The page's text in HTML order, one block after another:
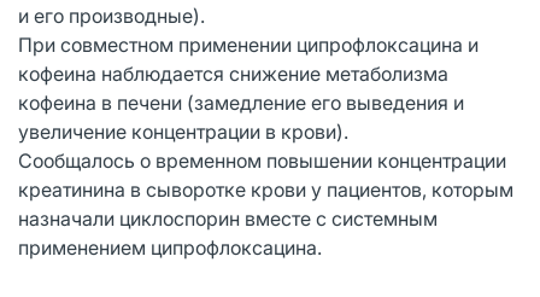
и его производные).
При совместном применении ципрофлоксацина и
кофеина наблюдается снижение метаболизма
кофеина в печени (замедление его выведения и
увеличение концентрации в крови).
Сообщалось о временном повышении концентрации
креатинина в сыворотке крови у пациентов, которым
назначали циклоспорин вместе с системным
применением ципрофлоксацина.